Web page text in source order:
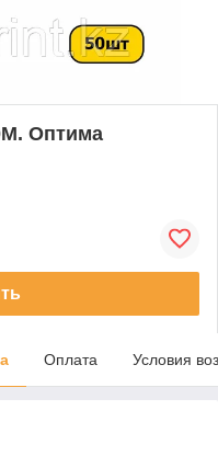
Оптима
Оплата Условия